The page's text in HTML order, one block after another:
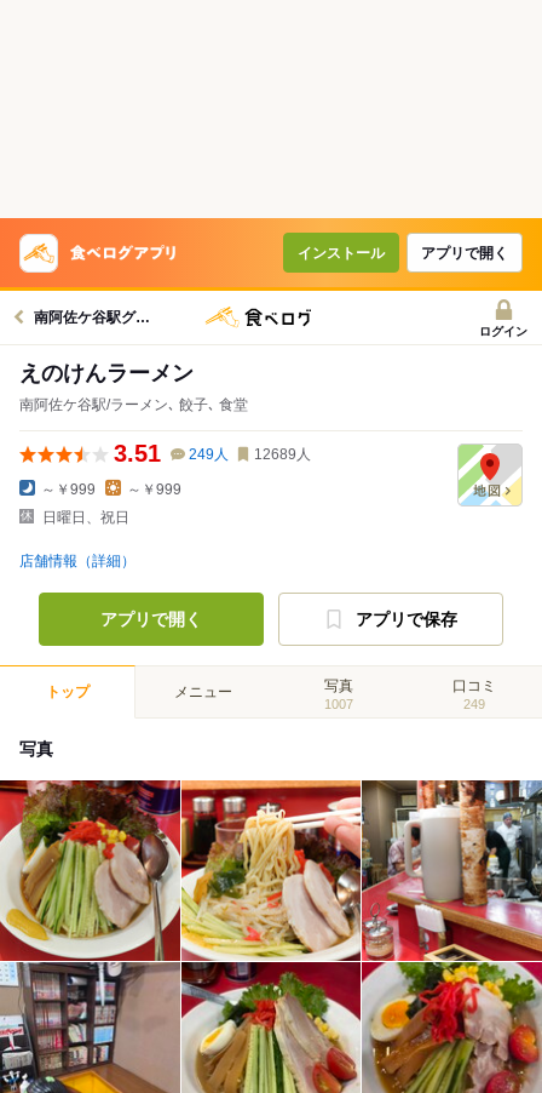
インストール アプリで開く
南阿佐ケ谷駅グルメへ
ログイン
えのけんラーメン
南阿佐ケ谷駅/ラーメン､ 餃子､ 食堂
3.51 249人 12689 人
～￥999
～￥999
日曜日、祝日
店舗情報（詳細）
アプリで開く アプリで保存
トップ メニュー 写真
1007
口コミ
249
写真